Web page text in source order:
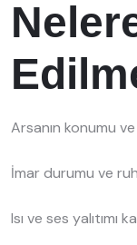
Arsanın konumu
İmar durumu ve
Isı ve ses yalıtımı